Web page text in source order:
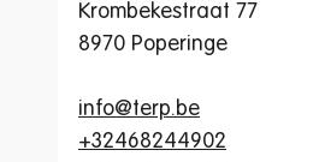
Krombekestraat 77
8970 Poperinge
info@terp.be
+32468244902